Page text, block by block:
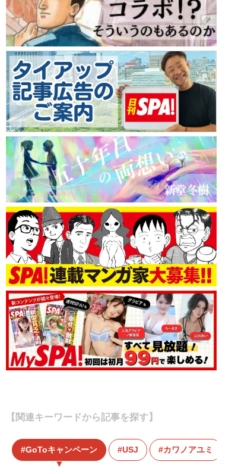
【関連キーワードから記事を探す】
GoToキャンペーン USJ カワノアユミ